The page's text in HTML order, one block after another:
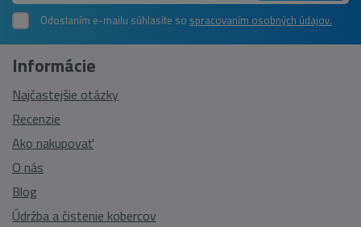
Odoslaním e-mailu súhlasíte so spracovaním osobných údajov.
Informácie
Najčastejšie otázky
Recenzie
Ako nakupovať
O nás
Blog
Údržba a čistenie kobercov